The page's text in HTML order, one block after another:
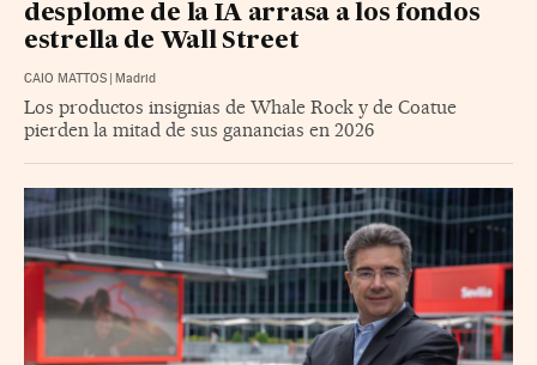
desplome de la IA arrasa a los fondos
estrella de Wall Street
CAIO MATTOS | Madrid
Los productos insignias de Whale Rock y de Coatue
pierden la mitad de sus ganancias en 2026